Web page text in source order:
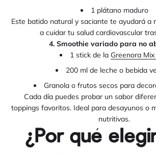
1 plátano maduro
Este batido natural y saciante te ayudará a
a cuidar tu salud cardiovascular
4. Smoothie variado para no
1 stick de la Greenora
200 ml de leche o bebida
Granola o frutos secos para
Cada día puedes probar un sabor
toppings favoritos. Ideal para desayunos o
nutritivas.
¿Por qué